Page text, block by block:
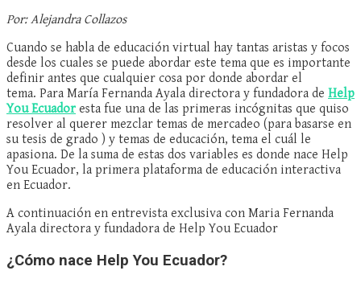
Por: Alejandra Collazos
Cuando se habla de educación virtual hay tantas aristas y focos
desde los cuales se puede abordar este tema que es importante
definir antes que cualquier cosa por donde abordar el
tema. Para María Fernanda Ayala directora y fundadora de Help
You Ecuador esta fue una de las primeras incógnitas que quiso
resolver al querer mezclar temas de mercadeo (para basarse en
su tesis de grado ) y temas de educación, tema el cuál le
apasiona. De la suma de estas dos variables es donde nace Help
You Ecuador, la primera plataforma de educación interactiva
en Ecuador.
A continuación en entrevista exclusiva con Maria Fernanda
Ayala directora y fundadora de Help You Ecuador
¿Cómo nace Help You Ecuador?